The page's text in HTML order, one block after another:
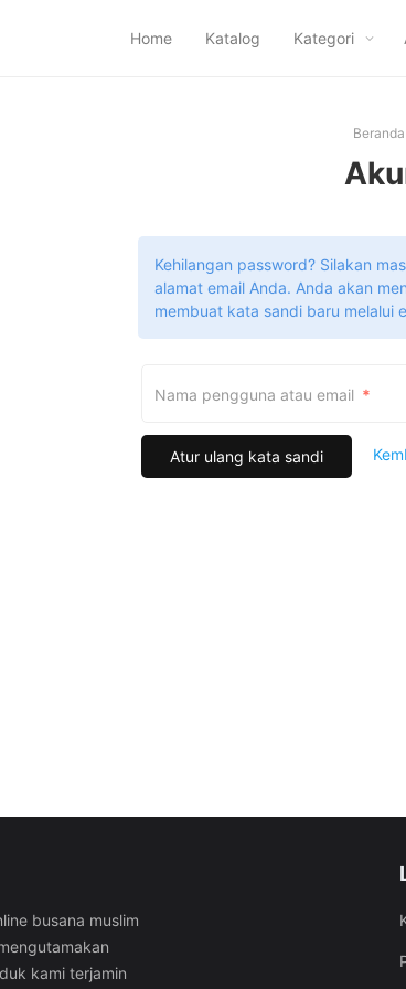
Home Katalog Kategori
Beranda
Kehilangan password? Silakan
alamat email Anda. Anda akan
membuat kata sandi baru melalui
Nama pengguna atau email *Wajib
Atur ulang kata sandi
busana muslim
kami terjamin